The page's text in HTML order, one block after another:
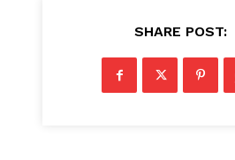
SHARE POST: